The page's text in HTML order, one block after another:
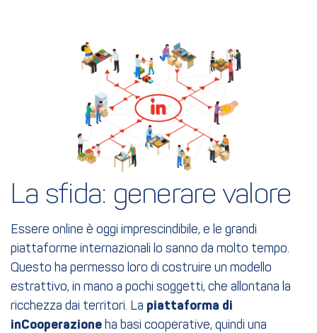
La sfida: generare valore
Essere online è oggi imprescindibile, e le grandi
piattaforme internazionali lo sanno da molto tempo.
Questo ha permesso loro di costruire un modello
estrattivo, in mano a pochi soggetti, che allontana la
ricchezza dai territori. La piattaforma di
inCooperazione ha basi cooperative, quindi una